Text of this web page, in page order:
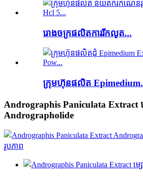
រោងចក្រ​ផលិត​ការ​រីក​លូត...
ក្រុមហ៊ុនផលិត
Andrographis Paniculata Extract
Andrographolide